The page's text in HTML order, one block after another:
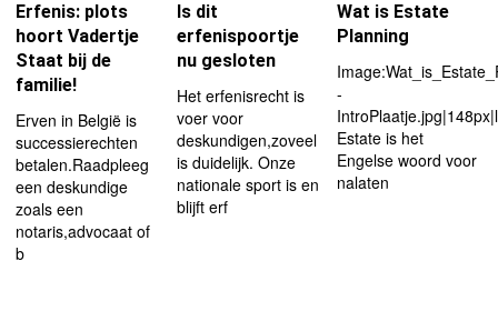
Erfenis: plots
hoort Vadertje
Staat bij de
familie!
Erven in België is
successierechten
betalen.Raadpleeg
een deskundige
zoals een
notaris,advocaat of
b
Is dit
erfenispoortje
nu gesloten
Het erfenisrecht is
voer voor
deskundigen,zoveel
is duidelijk. Onze
nationale sport is en
blijft erf
Wat is Estate
Planning
-
Estate is het
Engelse woord voor
nalaten